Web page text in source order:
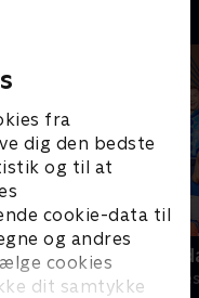
fra
dig den bedste
og til at
cookie-data til
og andres
cookies
dit samtykke
Robssons
Komedie • 1